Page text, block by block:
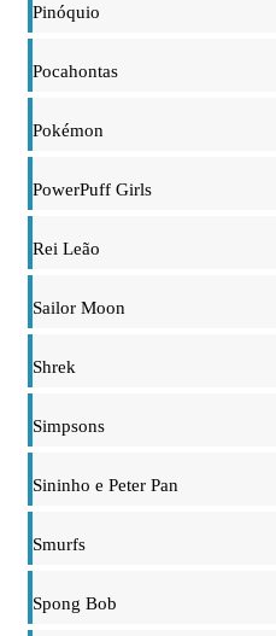
Pinóquio
Pocahontas
Pokémon
PowerPuff Girls
Rei Leão
Sailor Moon
Shrek
Simpsons
Sininho e Peter Pan
Smurfs
Spong Bob